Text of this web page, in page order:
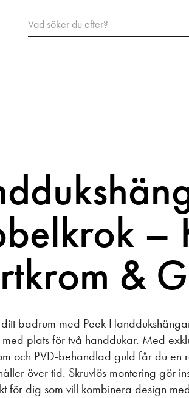
–
&
badrum med Peek
med plats för två handdukar. Med
och PVD-behandlad guld får du en
över tid. Skruvlös montering gör
för dig som vill kombinera design